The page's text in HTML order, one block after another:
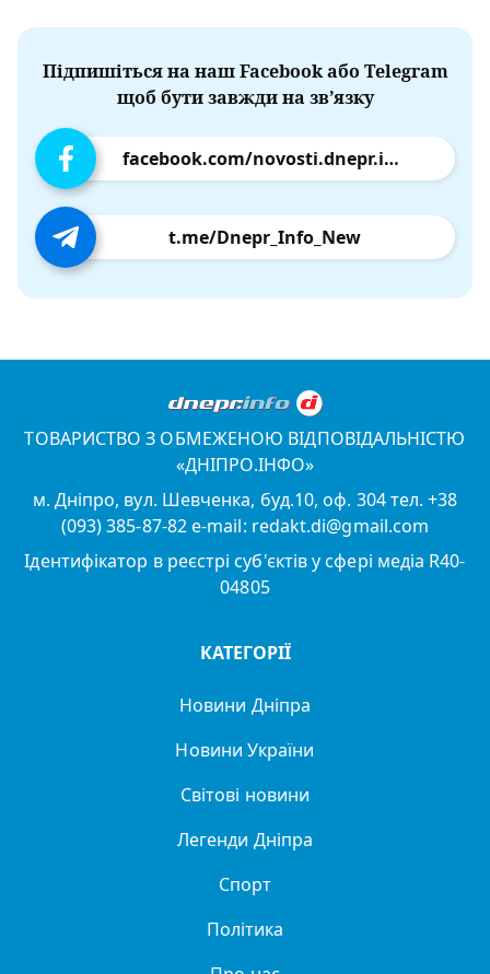
Підпишіться на наш Facebook або Telegram
щоб бути завжди на зв’язку
facebook.com/novosti.dnepr.info
t.me/Dnepr_Info_New
ТОВАРИСТВО З ОБМЕЖЕНОЮ ВІДПОВІДАЛЬНІСТЮ
«ДНІПРО.ІНФО»
м. Дніпро, вул. Шевченка, буд.10, оф. 304 тел. +38
(093) 385-87-82 e-mail: redakt.di@gmail.com
Ідентифікатор в реєстрі суб'єктів у сфері медіа R40-
04805
КАТЕГОРІЇ
Новини Дніпра
Новини України
Світові новини
Легенди Дніпра
Спорт
Політика